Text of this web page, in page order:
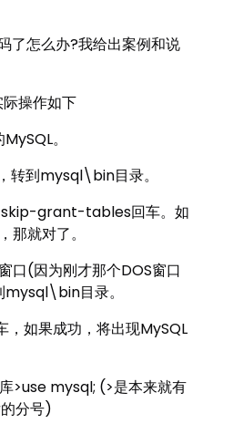
了怎么办?我给出案例和说
操作如下
。
到mysql\bin目录。
grant-tables回车。如
那就对了。
(因为刚才那个DOS窗口
mysql\bin目录。
如果成功，将出现MySQL
mysql; (>是本来就有
分号)